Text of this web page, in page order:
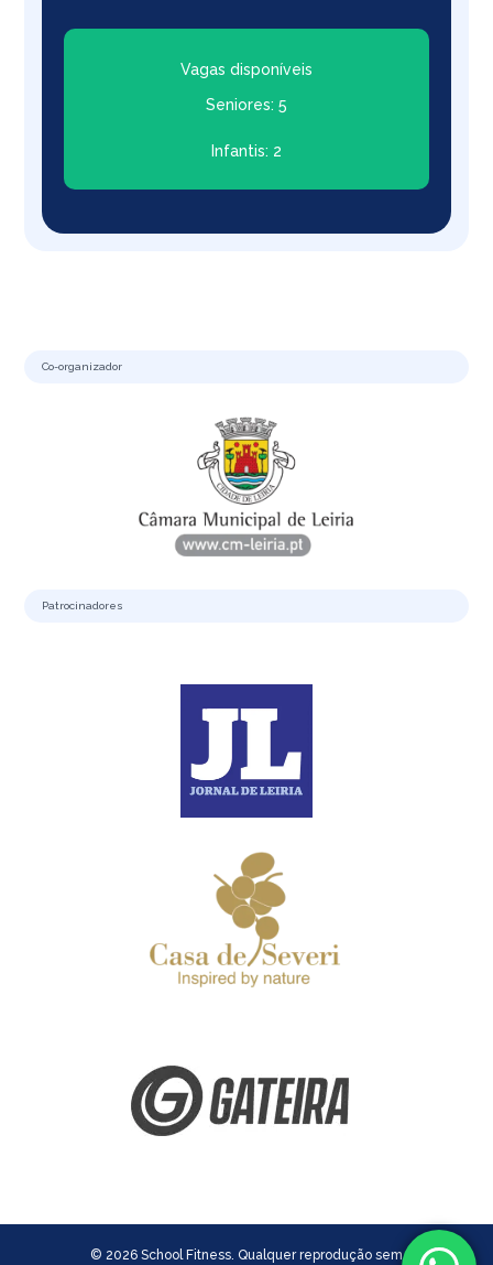
Vagas disponíveis
Seniores: 5
Infantis: 2
Co-organizador
Patrocinadores
© 2026 School Fitness. Qualquer reprodução sem